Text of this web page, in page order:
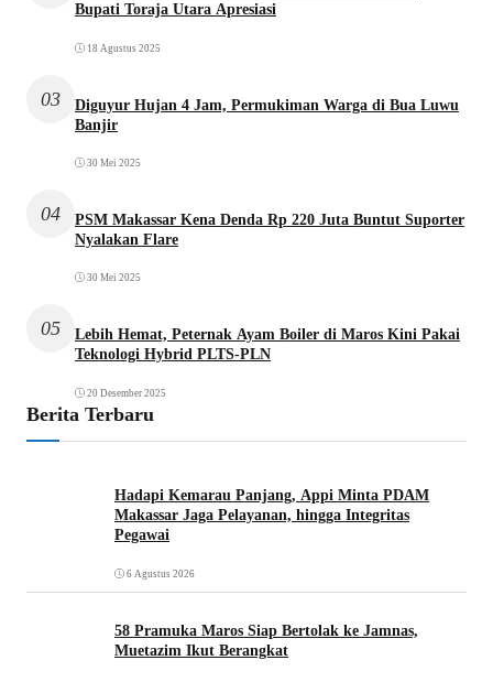
Bupati Toraja Utara Apresiasi
18 Agustus 2025
03
Diguyur Hujan 4 Jam, Permukiman Warga di Bua Luwu
Banjir
30 Mei 2025
04
PSM Makassar Kena Denda Rp 220 Juta Buntut Suporter
Nyalakan Flare
30 Mei 2025
05
Lebih Hemat, Peternak Ayam Boiler di Maros Kini Pakai
Teknologi Hybrid PLTS-PLN
20 Desember 2025
Berita Terbaru
Hadapi Kemarau Panjang, Appi Minta PDAM
Makassar Jaga Pelayanan, hingga Integritas
Pegawai
6 Agustus 2026
58 Pramuka Maros Siap Bertolak ke Jamnas,
Muetazim Ikut Berangkat